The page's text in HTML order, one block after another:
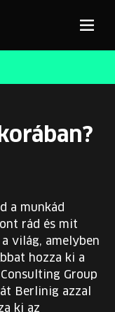
a munkád
rád és mit
világ, amelyben
hozza ki a
Group
Berlinig azzal
ki az